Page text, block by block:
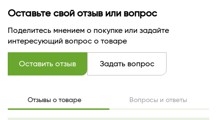
Оставьте свой отзыв или вопрос
Поделитесь мнением о покупке или задайте
интересующий вопрос о товаре
Оставить отзыв Задать вопрос
Отзывы о товаре Вопросы и ответы